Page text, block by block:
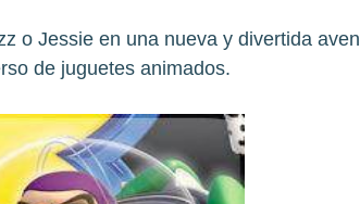
o Jessie en una nueva y divertida
de juguetes animados.